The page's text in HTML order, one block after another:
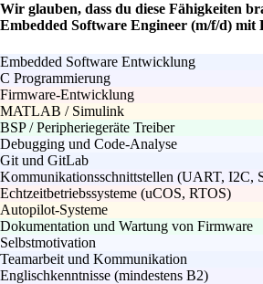
Wir glauben, dass du diese Fähigkeiten
Embedded Software Engineer (m/f/d) mit
Embedded Software Entwicklung
C Programmierung
Firmware-Entwicklung
MATLAB / Simulink
BSP / Peripheriegeräte Treiber
Debugging und Code-Analyse
Git und GitLab
Kommunikationsschnittstellen (UART, I2C,
Echtzeitbetriebssysteme (uCOS, RTOS)
Autopilot-Systeme
Dokumentation und Wartung von Firmware
Selbstmotivation
Teamarbeit und Kommunikation
Englischkenntnisse (mindestens B2)